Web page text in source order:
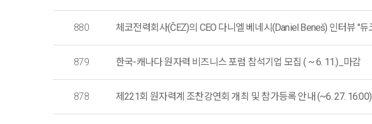
880
879 한국-캐나다 원자력 비즈니스 포럼 참석기업 모집 ( ~ 6. 11.)_마감
878 제221회 원자력계 조찬강연회 개최 및 참가등록 안내 (~6. 27. 16:00)